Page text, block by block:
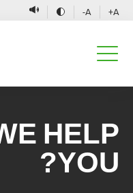
A+
A-
HELP
YOU?